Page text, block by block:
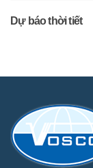
Dự báo thời tiết